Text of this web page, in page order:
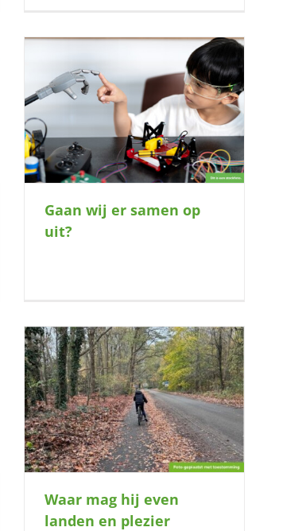
Gaan wij er samen op
uit?
Waar mag hij even
landen en plezier